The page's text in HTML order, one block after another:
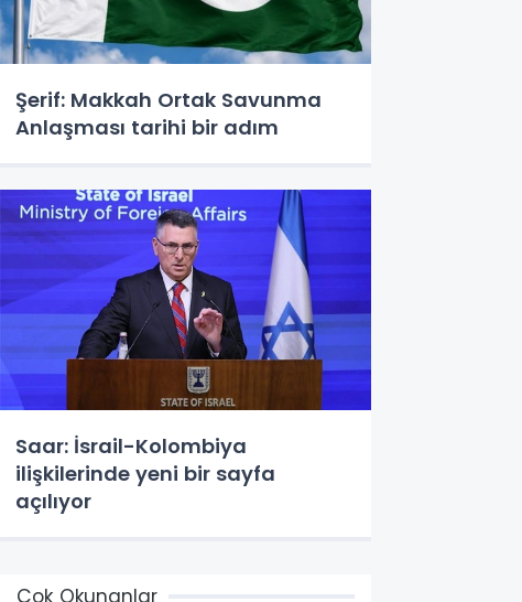
Şerif: Makkah Ortak Savunma
Anlaşması tarihi bir adım
Saar: İsrail-Kolombiya
ilişkilerinde yeni bir sayfa
açılıyor
Çok Okunanlar